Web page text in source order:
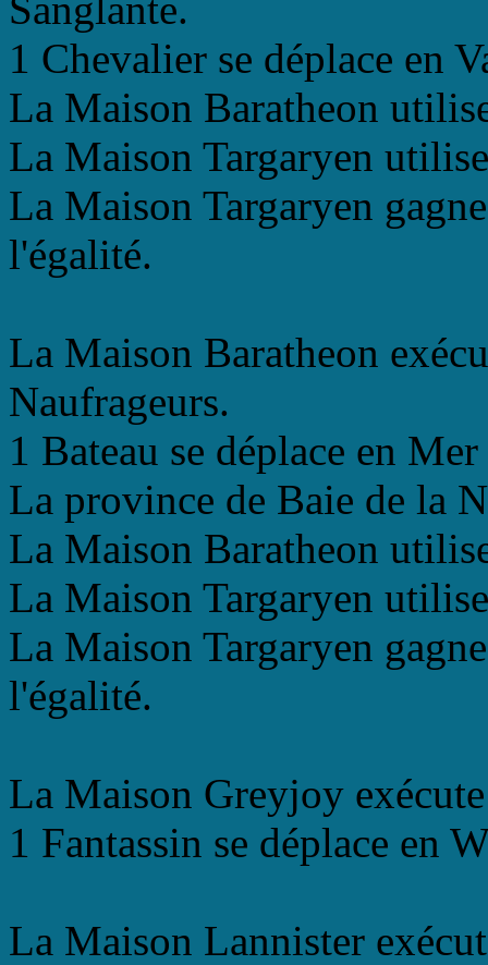
1 Chevalier se déplace en
La Maison Baratheon
La Maison Targaryen
La Maison Targaryen
l'égalité.
La Maison Baratheon
Naufrageurs.
1 Bateau se déplace en
La province de Baie de la
La Maison Baratheon
La Maison Targaryen
La Maison Targaryen
l'égalité.
La Maison Greyjoy
1 Fantassin se déplace en
La Maison Lannister